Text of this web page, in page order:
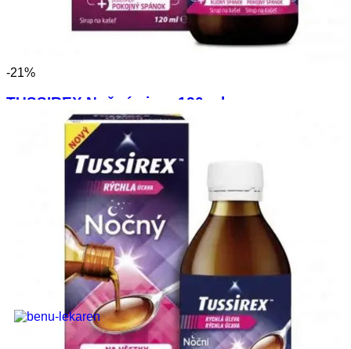
Farba produktu
Tussirex(4)
Adelle Davis
Allnature
(7)
Aphrodisia(1)
Zobraziť ( 3)
-21%
TUSSIREX Nočný sirup 120 ml
Sirup určený na všetky druhy nočného kašľa spojeného s
prechladnutím. Zmierňuje
7.11 €
Zobraziť ponuku